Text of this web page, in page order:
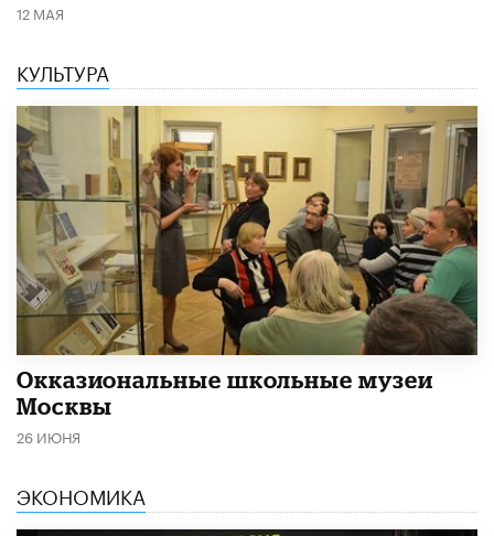
12 МАЯ
КУЛЬТУРА
​Окказиональные школьные музеи
Москвы
26 ИЮНЯ
ЭКОНОМИКА